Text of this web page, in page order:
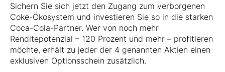
Sichern Sie sich jetzt den Zugang zum verborgenen
Coke-Ökosystem und investieren Sie so in die starken
Coca-Cola-Partner. Wer von noch mehr
Renditepotenzial – 120 Prozent und mehr – profitieren
möchte, erhält zu jeder der 4 genannten Aktien einen
exklusiven Optionsschein zusätzlich.